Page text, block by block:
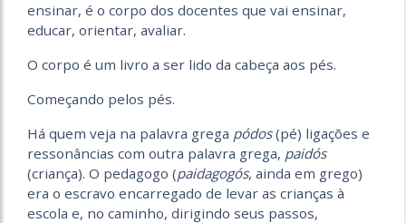
ensinar, é o corpo dos docentes que vai ensinar,
educar, orientar, avaliar.
O corpo é um livro a ser lido da cabeça aos pés.
Começando pelos pés.
Há quem veja na palavra grega pódos(pé) ligações e
ressonâncias com outra palavra grega, paidós
(criança). O pedagogo (paidagogós, ainda em grego)
era o escravo encarregado de levar as crianças à
escola e, no caminho, dirigindo seus passos,